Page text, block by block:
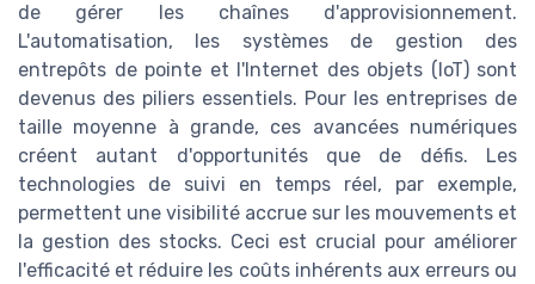
de gérer les chaînes d'approvisionnement.
L'automatisation, les systèmes de gestion des
entrepôts de pointe et l'Internet des objets (IoT) sont
devenus des piliers essentiels. Pour les entreprises de
taille moyenne à grande, ces avancées numériques
créent autant d'opportunités que de défis. Les
technologies de suivi en temps réel, par exemple,
permettent une visibilité accrue sur les mouvements et
la gestion des stocks. Ceci est crucial pour améliorer
l'efficacité et réduire les coûts inhérents aux erreurs ou